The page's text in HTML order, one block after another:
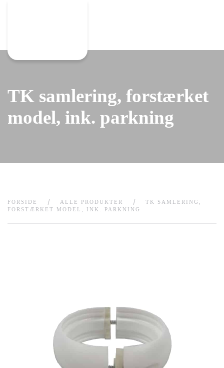
TK samlering, forstærket
model, ink. parkning
FORSIDE ALLE PRODUKTER
TK SAMLERING,
FORSTÆRKET MODEL, INK. PARKNING